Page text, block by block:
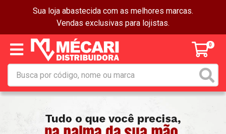
Sua loja abastecida com as melhores marcas.
Vendas exclusivas para lojistas.
0